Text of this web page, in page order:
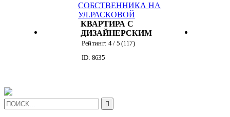
ЭЛЕГАНТНАЯ
КВАРТИРА С
БЕЛОЙ КУХНЕЙ
Рейтинг:4/ 5 (
